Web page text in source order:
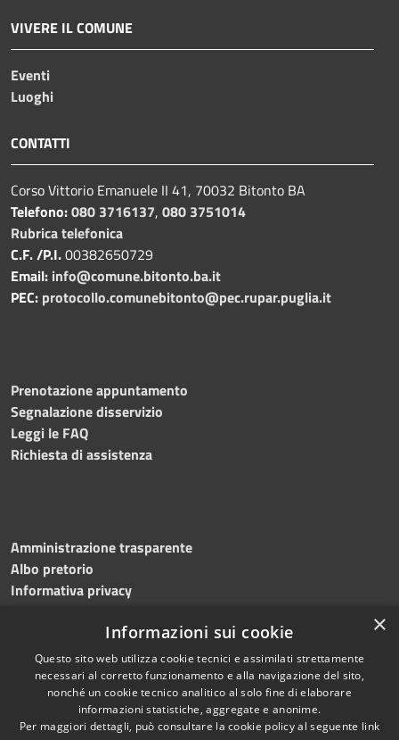
VIVERE IL COMUNE
Eventi
Luoghi
CONTATTI
Corso Vittorio Emanuele II 41, 70032 Bitonto BA
Telefono:080 3716137, 080 3751014
Rubrica telefonica
C.F. /P.I.00382650729
Email: info@comune.bitonto.ba.it
PEC: protocollo.comunebitonto@pec.rupar.puglia.it
Prenotazione appuntamento
Segnalazione disservizio
Leggi le FAQ
Richiesta di assistenza
Amministrazione trasparente
Albo pretorio
Informativa privacy
Dichiarazione di accessibilità Meccanismo di feedback
RSS
Copyright © 2026 • Comune di
×
Informazioni sui cookie
Questo sito web utilizza cookie tecnici e assimilati strettamente
necessari al corretto funzionamento e alla navigazione del sito,
nonché un cookie tecnico analitico al solo fine di elaborare
informazioni statistiche, aggregate e anonime.
Per maggiori dettagli, può consultare la cookie policy al seguente link